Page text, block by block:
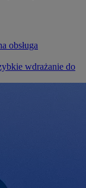
obsługa
wdrażanie do